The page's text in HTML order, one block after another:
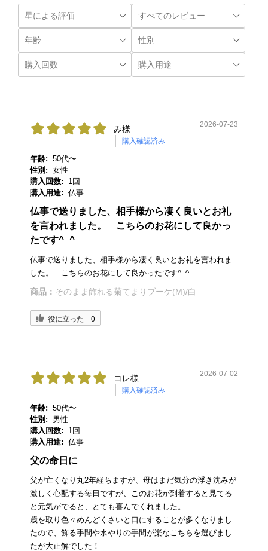
み様
購入確認済み
2026-07-23
年齢: 50代〜
性別: 女性
購入回数:
1回
購入用途: 仏事
仏事で送りました、相手様から凄く良いとお礼
を言われました。 こちらのお花にして良かっ
たです^_^
仏事で送りました、相手様から凄く良いとお礼を言われま
した。 こちらのお花にして良かったです^_^
商品： そのまま飾れる菊てまりブーケ(M)/白
役に立った 0
コレ様
購入確認済み
2026-07-02
年齢: 50代〜
性別:
男性
購入回数:
1回
購入用途: 仏事
父の命日に
父が亡くなり丸2年経ちますが、母はまだ気分の浮き沈みが
激しく心配する毎日ですが、このお花が到着すると見てる
と元気がでると、とても喜んでくれました。
歳を取り色々めんどくさいと口にすることが多くなりまし
たので、飾る手間や水やりの手間が楽なこちらを選びまし
たが大正解でした！